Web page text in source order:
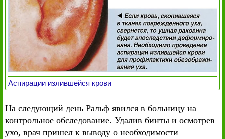
Аспирации излившейся крови
На следующий день Ральф явился в больницу на
контрольное обследование. Удалив бинты и осмотрев
ухо, врач пришел к выводу о необходимости